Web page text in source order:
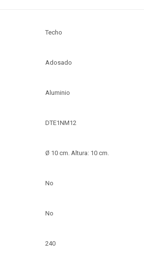
Techo
Adosado
Aluminio
DTE1NM12
Ø 10 cm. Altura: 10 cm.
No
No
240